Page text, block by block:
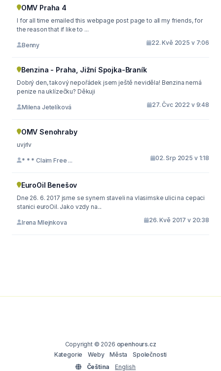
OMV Praha 4
I for all time emailed this webpage post page to all my friends, for
the reason that if like to ...
Benny 22. Kvě 2025 v 7:06
Benzina - Praha, Jižní Spojka-Braník
Dobrý den, takový nepořádek jsem ještě neviděla! Benzina nemá
penize na uklízečku? Děkuji
Milena Jetelíková 27. Čvc 2022 v 9:48
OMV Senohraby
uvjrlv
* * * Claim Free ... 02. Srp 2025 v 1:18
EuroOil Benešov
Dne 26. 6. 2017 jsme se synem staveli na vlasimske ulici na cepaci
stanici euroOil. Jako vzdy na...
Irena Mlejnkova 26. Kvě 2017 v 20:38
Copyright © 2026 openhours.cz
Kategorie
Weby Města
Společnosti
Čeština
English